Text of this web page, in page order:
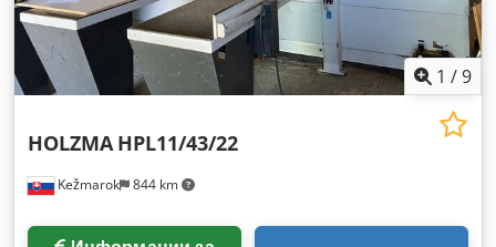
1 /9
Kežmarok 844 km
HOLZMA HPL11/43/22